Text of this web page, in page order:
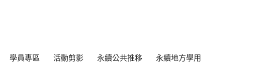
學員專區 活動剪影 永續公共推移 永續地方學用